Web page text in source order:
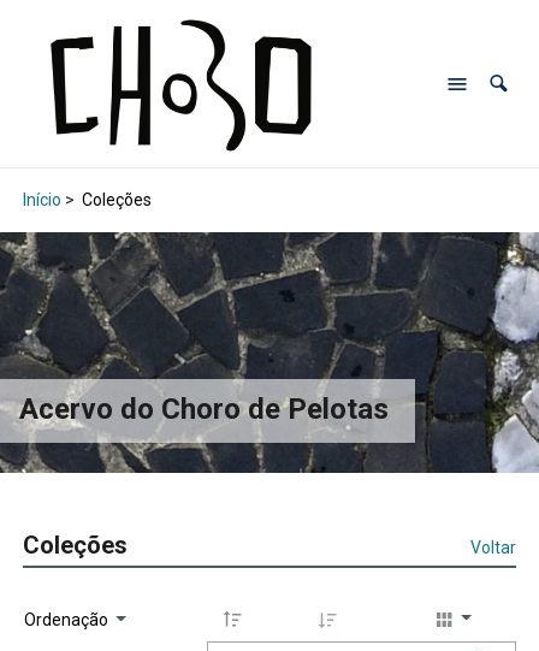
Início > Coleções
Acervo do Choro de Pelotas
Coleções Voltar
Ordenação